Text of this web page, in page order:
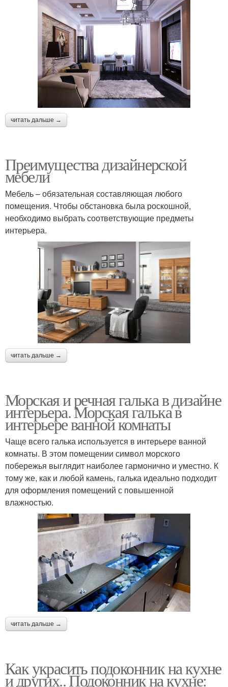
читать дальше →
Преимущества дизайнерской
мебели
Мебель – обязательная составляющая любого
помещения. Чтобы обстановка была роскошной,
необходимо выбрать соответствующие предметы
интерьера.
читать дальше →
Морская и речная галька в дизайне
интерьера. Морская галька в
интерьере ванной комнаты
Чаще всего галька используется в интерьере ванной
комнаты. В этом помещении символ морского
побережья выглядит наиболее гармонично и уместно. К
тому же, как и любой камень, галька идеально подходит
для оформления помещений с повышенной
влажностью.
читать дальше →
Как украсить подоконник на кухне
и других.. Подоконник на кухне: